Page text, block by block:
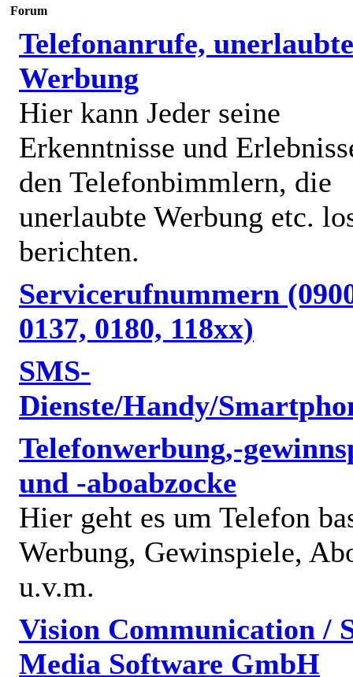
Forum
Telefonanrufe, unerlaubte
Werbung
Hier kann Jeder seine
Erkenntnisse und
den Telefonbimmlern, die
unerlaubte Werbung etc.
berichten.
Servicerufnummern
0137, 0180, 118xx)
SMS-
Dienste/Handy/
Telefonwerbung,-
und -aboabzocke
Hier geht es um Telefon
Werbung, Gewinspiele,
u.v.m.
Vision Communication /
Media Software GmbH